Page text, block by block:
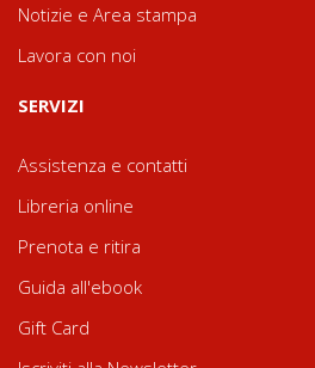
Notizie e Area stampa
Lavora con noi
SERVIZI
Assistenza e contatti
Libreria online
Prenota e ritira
Guida all'ebook
Gift Card